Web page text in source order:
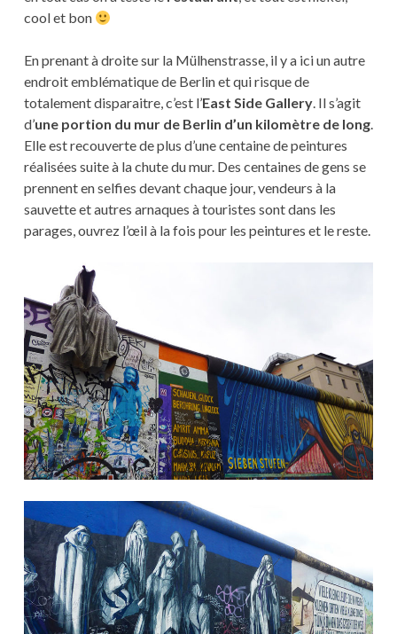
cool et bon
En prenant à droite sur la Mülhenstrasse, il y a ici un autre
endroit emblématique de Berlin et qui risque de
totalement disparaitre, c’est l’East Side Gallery. Il s’agit
d’une portion du mur de Berlin d’un kilomètre de long.
Elle est recouverte de plus d’une centaine de peintures
réalisées suite à la chute du mur. Des centaines de gens se
prennent en selfies devant chaque jour, vendeurs à la
sauvette et autres arnaques à touristes sont dans les
parages, ouvrez l’œil à la fois pour les peintures et le reste.